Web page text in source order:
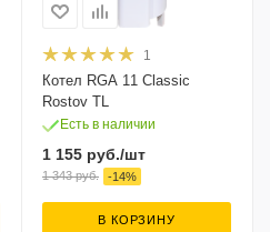
1
Котел RGA 11 Сlassic
Rostov TL
Есть в наличии
1 155 руб./шт
1 343руб. -14%
В КОРЗИНУ